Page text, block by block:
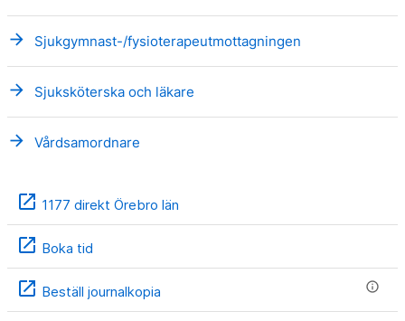
arrow_forward Sjukgymnast-/fysioterapeutmottagningen
arrow_forward Sjuksköterska och läkare
arrow_forward Vårdsamordnare
open_in_new 1177 direkt Örebro län
open_in_new Boka tid
open_in_new Beställ journalkopia info